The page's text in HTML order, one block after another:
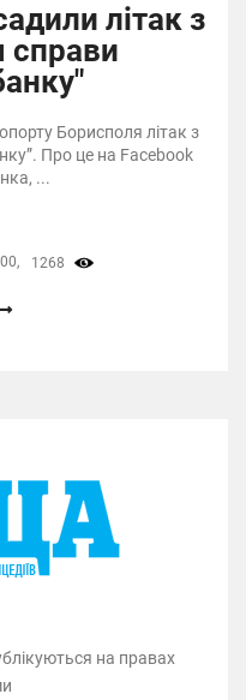
літак з
справи
Борисполя літак з
Про це на Facebook
...
1268
на правах